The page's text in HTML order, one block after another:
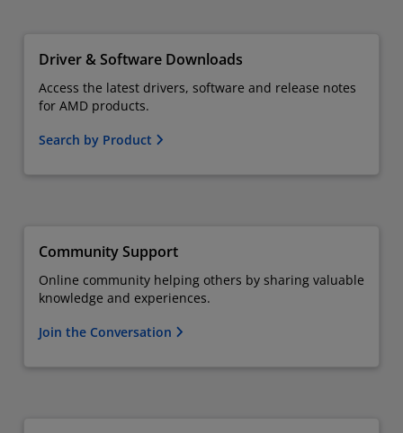
Driver & Software Downloads
Access the latest drivers, software and release notes
for AMD products.
Search by Product
Community Support
Online community helping others by sharing valuable
knowledge and experiences.
Join the Conversation